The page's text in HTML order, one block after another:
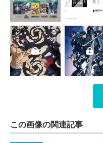
この画像の関連記事